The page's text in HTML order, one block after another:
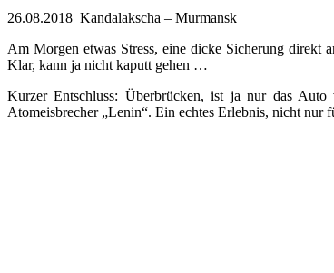
26.08.2018 Kandalakscha – Murmansk
Am Morgen etwas Stress, eine dicke Sicherung direkt
Klar, kann ja nicht kaputt gehen …
Kurzer Entschluss: Überbrücken, ist ja nur das
Atomeisbrecher „Lenin“. Ein echtes Erlebnis, nicht nur